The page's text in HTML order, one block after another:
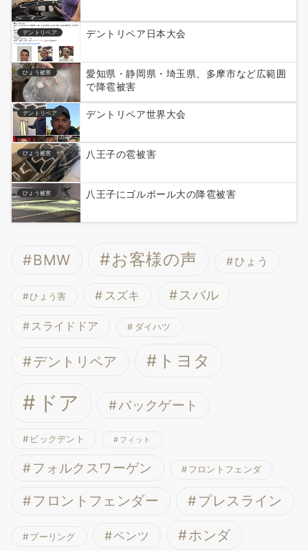
デントリペア デントリペア日本大会
ひょう被害
愛知県・静岡県・埼玉県、多摩市など広範囲
で降雹被害
デントリペア デントリペア世界大会
ひょう被害 八王子の雹被害
ひょう被害 八王子にゴルボール大の降雹被害
BMW お客様の声 ひょう
ひょう害 スズキ スバル
スライドドア ダイハツ
デントリペア トヨタ
ドア バックゲート
ビックデント フィット
フォルクスワーゲン フロントフェンダ
フロントフェンダー プレスライン
プーリング ベンツ ホンダ